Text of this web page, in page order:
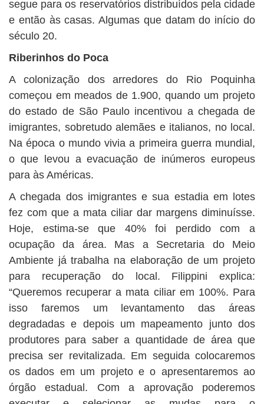
segue para os reservatórios distribuídos pela cidade
e então às casas. Algumas que datam do início do
século 20.
Riberinhos do Poca
A colonização dos arredores do Rio Poquinha
começou em meados de 1.900, quando um projeto
do estado de São Paulo incentivou a chegada de
imigrantes, sobretudo alemães e italianos, no local.
Na época o mundo vivia a primeira guerra mundial,
o que levou a evacuação de inúmeros europeus
para às Américas.
A chegada dos imigrantes e sua estadia em lotes
fez com que a mata ciliar dar margens diminuísse.
Hoje, estima-se que 40% foi perdido com a
ocupação da área. Mas a Secretaria do Meio
Ambiente já trabalha na elaboração de um projeto
para recuperação do local. Filippini explica:
“Queremos recuperar a mata ciliar em 100%. Para
isso faremos um levantamento das áreas
degradadas e depois um mapeamento junto dos
produtores para saber a quantidade de área que
precisa ser revitalizada. Em seguida colocaremos
os dados em um projeto e o apresentaremos ao
órgão estadual. Com a aprovação poderemos